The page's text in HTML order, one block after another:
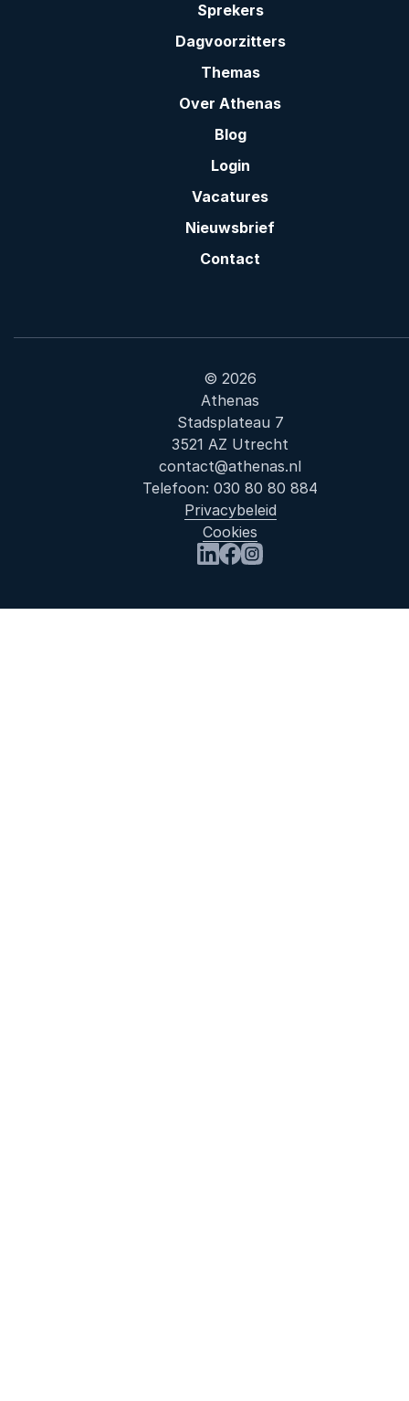
Sprekers
Dagvoorzitters
Themas
Over Athenas
Blog
Login
Vacatures
Nieuwsbrief
Contact
© 2026
Athenas
Stadsplateau 7
3521 AZ Utrecht
contact@athenas.nl
Telefoon: 030 80 80 884
Privacybeleid
Cookies